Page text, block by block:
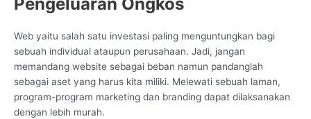
Web yaitu salah satu investasi paling menguntungkan bagi
sebuah individual ataupun perusahaan. Jadi, jangan
memandang website sebagai beban namun pandanglah
sebagai aset yang harus kita miliki. Melewati sebuah laman,
program-program marketing dan branding dapat dilaksanakan
dengan lebih murah.